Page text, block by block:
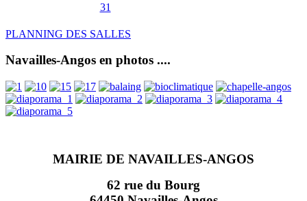
31
PLANNING DES SALLES
Navailles-Angos en photos ....
MAIRIE DE NAVAILLES-ANGOS
62 rue du Bourg